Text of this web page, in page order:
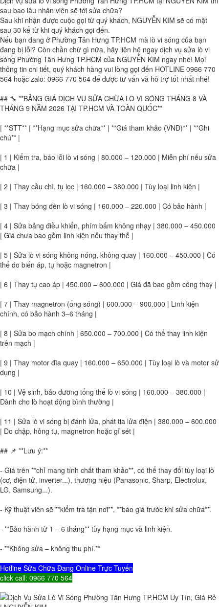
sau bao lâu nhân viên sẽ tới sửa chữa?
Sau khi nhận được cuộc gọi từ quý khách, NGUYỄN KIM sẽ có mặt
sau 30 kể từ khi quý khách gọi đến.
Nếu bạn đang ở Phường Tân Hưng TP.HCM mà lò vi sóng của bạn
đang bị lỗi? Còn chần chừ gì nữa, hãy liên hệ ngay dịch vụ sửa lò vi
sóng Phường Tân Hưng TP.HCM của NGUYỄN KIM ngay nhé! Mọi
thông tin chi tiết, quý khách hàng vui lòng gọi đến HOTLINE 0966 770
564 hoặc zalo: 0966 770 564 để được tư vấn và hỗ trợ tốt nhất nhé!
## 🔧 **BẢNG GIÁ DỊCH VỤ SỬA CHỮA LÒ VI SÓNG THÁNG 8 VÀ
THÁNG 9 NĂM 2026 TẠI TP.HCM VÀ TOÀN QUỐC**
| **STT** | **Hạng mục sửa chữa** | **Giá tham khảo (VNĐ)** | **Ghi
chú** |
| 1 | Kiểm tra, báo lỗi lò vi sóng | 80.000 – 120.000 | Miễn phí nếu sửa
chữa |
| 2 | Thay cầu chì, tụ lọc | 160.000 – 380.000 | Tùy loại linh kiện |
| 3 | Thay bóng đèn lò vi sóng | 160.000 – 220.000 | Có bảo hành |
| 4 | Sửa bảng điều khiển, phím bấm không nhạy | 380.000 – 450.000
| Giá chưa bao gồm linh kiện nếu thay thế |
| 5 | Sửa lò vi sóng không nóng, không quay | 160.000 – 450.000 | Có
thể do biến áp, tụ hoặc magnetron |
| 6 | Thay tụ cao áp | 450.000 – 600.000 | Giá đã bao gồm công thay |
| 7 | Thay magnetron (ống sóng) | 600.000 – 900.000 | Linh kiện
chính, có bảo hành 3–6 tháng |
| 8 | Sửa bo mạch chính | 650.000 – 700.000 | Có thể thay linh kiện
trên mạch |
| 9 | Thay motor đĩa quay | 160.000 – 650.000 | Tùy loại lò và motor sử
dụng |
| 10 | Vệ sinh, bảo dưỡng tổng thể lò vi sóng | 160.000 – 380.000 |
Dành cho lò hoạt động bình thường |
| 11 | Sửa lò vi sóng bị đánh lửa, phát tia lửa điện | 380.000 – 600.000
| Do chập, hỏng tụ, magnetron hoặc gỉ sét |
## 📌 **Lưu ý:**
- Giá trên **chỉ mang tính chất tham khảo**, có thể thay đổi tùy loại lò
(cơ, điện tử, inverter...), thương hiệu (Panasonic, Sharp, Electrolux,
LG, Samsung...).
- Kỹ thuật viên sẽ **kiểm tra tận nơi**, **báo giá trước khi sửa chữa**.
- **Bảo hành từ 1 – 6 tháng** tùy hạng mục và linh kiện.
- **Không sửa – không thu phí.**
Hotline Sửa Chữa Đang Online Trực Tuyến
click call: 0966 770 564